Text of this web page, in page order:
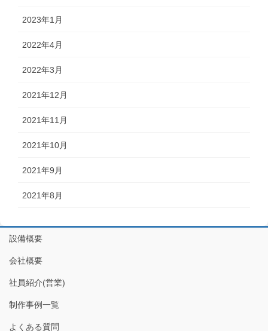
2023年1月
2022年4月
2022年3月
2021年12月
2021年11月
2021年10月
2021年9月
2021年8月
設備概要
会社概要
社員紹介(営業)
制作事例一覧
よくある質問